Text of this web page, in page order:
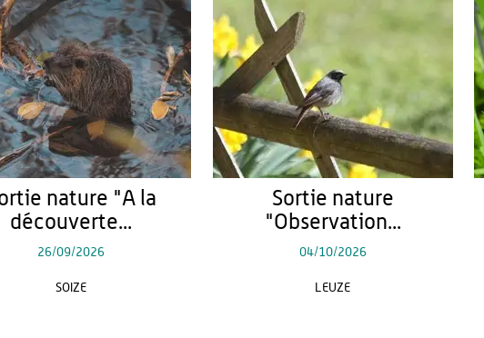
nature "A la
découverte...
26/09/2026
SOIZE
Sortie nature
"Observation...
04/10/2026
LEUZE